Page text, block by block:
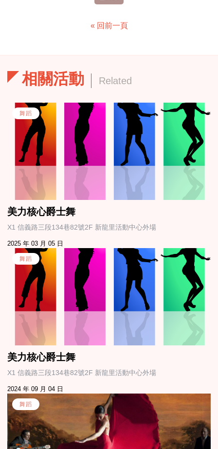
« 回前一頁
相關活動 Related
舞蹈
美力核心爵士舞
X1 信義路三段134巷82號2F 新龍里活動中心外場
2025 年 03 月 05 日
舞蹈
美力核心爵士舞
X1 信義路三段134巷82號2F 新龍里活動中心外場
2024 年 09 月 04 日
舞蹈